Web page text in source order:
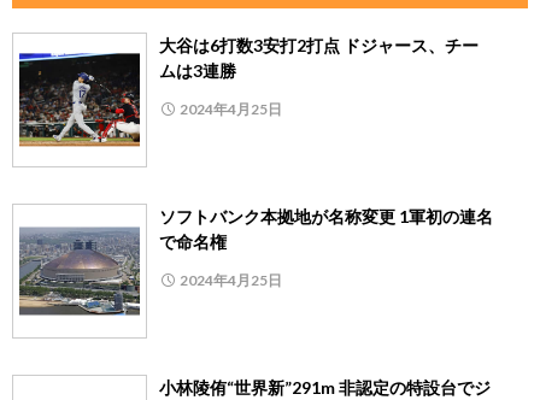
大谷は6打数3安打2打点 ドジャース、チー
ムは3連勝
2024年4月25日
ソフトバンク本拠地が名称変更 1軍初の連名
で命名権
2024年4月25日
小林陵侑“世界新”291m 非認定の特設台でジ